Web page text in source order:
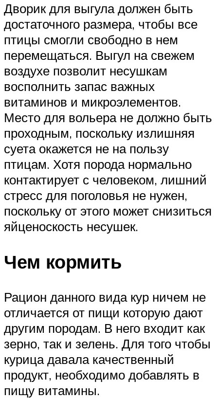
Дворик для выгула должен быть
достаточного размера, чтобы все
птицы смогли свободно в нем
перемещаться. Выгул на свежем
воздухе позволит несушкам
восполнить запас важных
витаминов и микроэлементов.
Место для вольера не должно быть
проходным, поскольку излишняя
суета окажется не на пользу
птицам. Хотя порода нормально
контактирует с человеком, лишний
стресс для поголовья не нужен,
поскольку от этого может снизиться
яйценоскость несушек.
Чем кормить
Рацион данного вида кур ничем не
отличается от пищи которую дают
другим породам. В него входит как
зерно, так и зелень. Для того чтобы
курица давала качественный
продукт, необходимо добавлять в
пищу витамины.